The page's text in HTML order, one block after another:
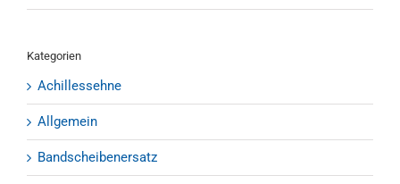
Kategorien
Achillessehne
Allgemein
Bandscheibenersatz